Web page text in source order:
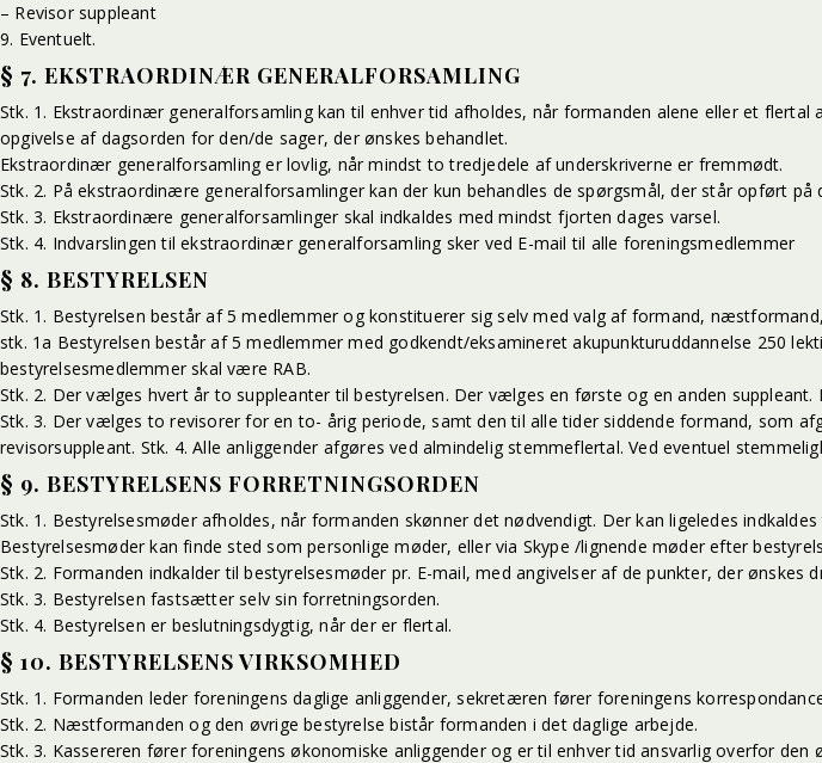
– Revisor suppleant
9. Eventuelt.
§ 7. EKSTRAORDINÆR GENERALFORSAMLING
Stk. 1. Ekstraordinær generalforsamling kan til enhver tid afholdes, når formanden alene eller et
opgivelse af dagsorden for den/de sager, der ønskes behandlet.
Ekstraordinær generalforsamling er lovlig, når mindst to tredjedele af underskriverne er fremmødt.
Stk. 2. På ekstraordinære generalforsamlinger kan der kun behandles de spørgsmål, der står opført på
Stk. 3. Ekstraordinære generalforsamlinger skal indkaldes med mindst fjorten dages varsel.
Stk. 4. Indvarslingen til ekstraordinær generalforsamling sker ved E-mail til alle foreningsmedlemmer
§ 8. BESTYRELSEN
Stk. 1. Bestyrelsen består af 5 medlemmer og konstituerer sig selv med valg af formand,
stk. 1a Bestyrelsen består af 5 medlemmer med godkendt/eksamineret akupunkturuddannelse 250
bestyrelsesmedlemmer skal være RAB.
Stk. 2. Der vælges hvert år to suppleanter til bestyrelsen. Der vælges en første og en anden
Stk. 3. Der vælges to revisorer for en to- årig periode, samt den til alle tider siddende formand, som
revisorsuppleant. Stk. 4. Alle anliggender afgøres ved almindelig stemmeflertal. Ved eventuel
§ 9. BESTYRELSENS FORRETNINGSORDEN
Stk. 1. Bestyrelsesmøder afholdes, når formanden skønner det nødvendigt. Der kan ligeledes
Bestyrelsesmøder kan finde sted som personlige møder, eller via Skype /lignende møder efter
Stk. 2. Formanden indkalder til bestyrelsesmøder pr. E-mail, med angivelser af de punkter, der ønskes
Stk. 3. Bestyrelsen fastsætter selv sin forretningsorden.
Stk. 4. Bestyrelsen er beslutningsdygtig, når der er flertal.
§ 10. BESTYRELSENS VIRKSOMHED
Stk. 1. Formanden leder foreningens daglige anliggender, sekretæren fører foreningens
Stk. 2. Næstformanden og den øvrige bestyrelse bistår formanden i det daglige arbejde.
Stk. 3. Kassereren fører foreningens økonomiske anliggender og er til enhver tid ansvarlig overfor den